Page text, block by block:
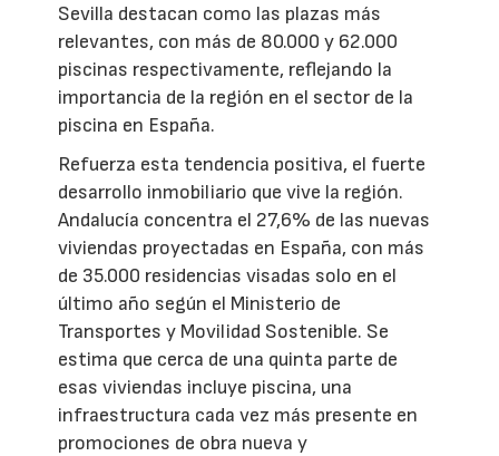
Sevilla destacan como las plazas más
relevantes, con más de 80.000 y 62.000
piscinas respectivamente, reflejando la
importancia de la región en el sector de la
piscina en España.
Refuerza esta tendencia positiva, el fuerte
desarrollo inmobiliario que vive la región.
Andalucía concentra el 27,6% de las nuevas
viviendas proyectadas en España, con más
de 35.000 residencias visadas solo en el
último año según el Ministerio de
Transportes y Movilidad Sostenible. Se
estima que cerca de una quinta parte de
esas viviendas incluye piscina, una
infraestructura cada vez más presente en
promociones de obra nueva y